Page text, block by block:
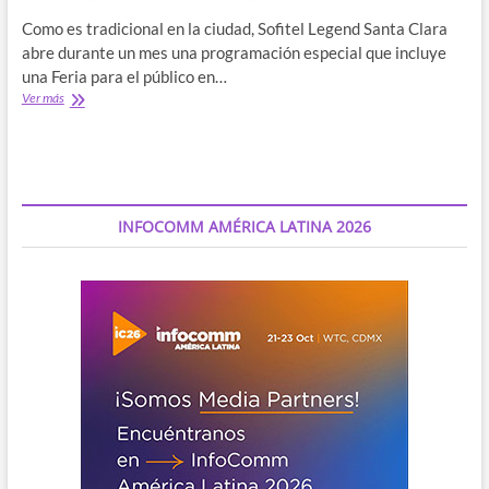
Como es tradicional en la ciudad, Sofitel Legend Santa Clara
abre durante un mes una programación especial que incluye
una Feria para el público en…
Ver másEl
INFOCOMM AMÉRICA LATINA 2026